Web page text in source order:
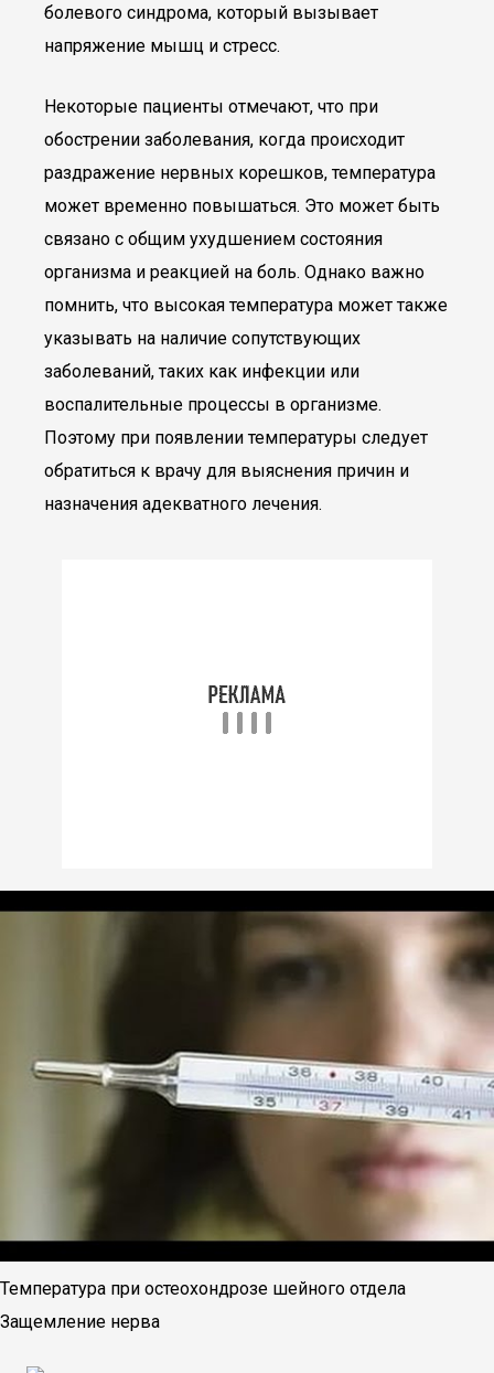
болевого синдрома, который вызывает
напряжение мышц и стресс.
Некоторые пациенты отмечают, что при
обострении заболевания, когда происходит
раздражение нервных корешков, температура
может временно повышаться. Это может быть
связано с общим ухудшением состояния
организма и реакцией на боль. Однако важно
помнить, что высокая температура может также
указывать на наличие сопутствующих
заболеваний, таких как инфекции или
воспалительные процессы в организме.
Поэтому при появлении температуры следует
обратиться к врачу для выяснения причин и
назначения адекватного лечения.
Температура при остеохондрозе шейного отдела
Защемление нерва